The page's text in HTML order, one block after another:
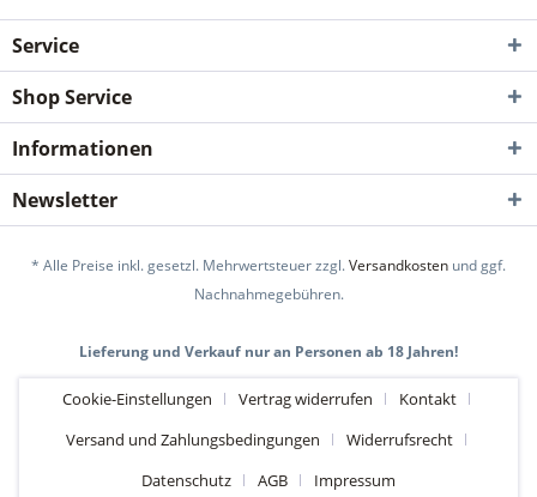
Service
Shop Service
Informationen
Newsletter
* Alle Preise inkl. gesetzl. Mehrwertsteuer zzgl.Versandkosten und ggf.
Nachnahmegebühren.
Lieferung und Verkauf nur an Personen ab 18 Jahren!
Cookie-Einstellungen Vertrag widerrufen
Kontakt
Versand und Zahlungsbedingungen
Widerrufsrecht
Datenschutz
AGB Impressum